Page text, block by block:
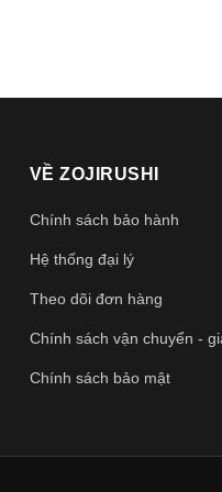
VỀ ZOJIRUSHI
Chính sách bảo hành
Hệ thống đại lý
Theo dõi đơn hàng
Chính sách vận chuyển -
Chính sách bảo mật